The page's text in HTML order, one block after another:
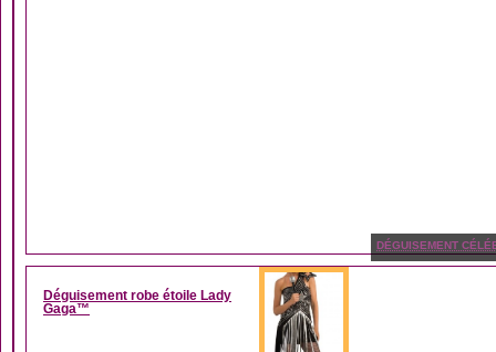
DÉGUISEMENT
Déguisement robe étoile Lady
Gaga™